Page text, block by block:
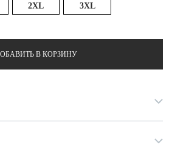
2XL 3XL
В КОРЗИНУ